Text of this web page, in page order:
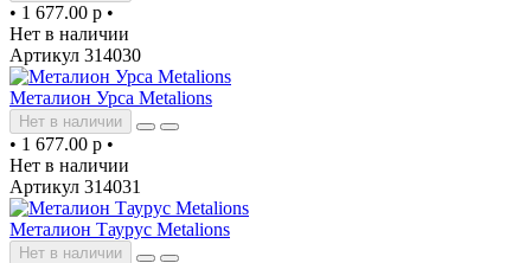
• 1 677.00 р •
Нет в наличии
Артикул 314030
Металион Урса Metalions
Нет в наличии
• 1 677.00 р •
Нет в наличии
Артикул 314031
Металион Таурус Metalions
Нет в наличии